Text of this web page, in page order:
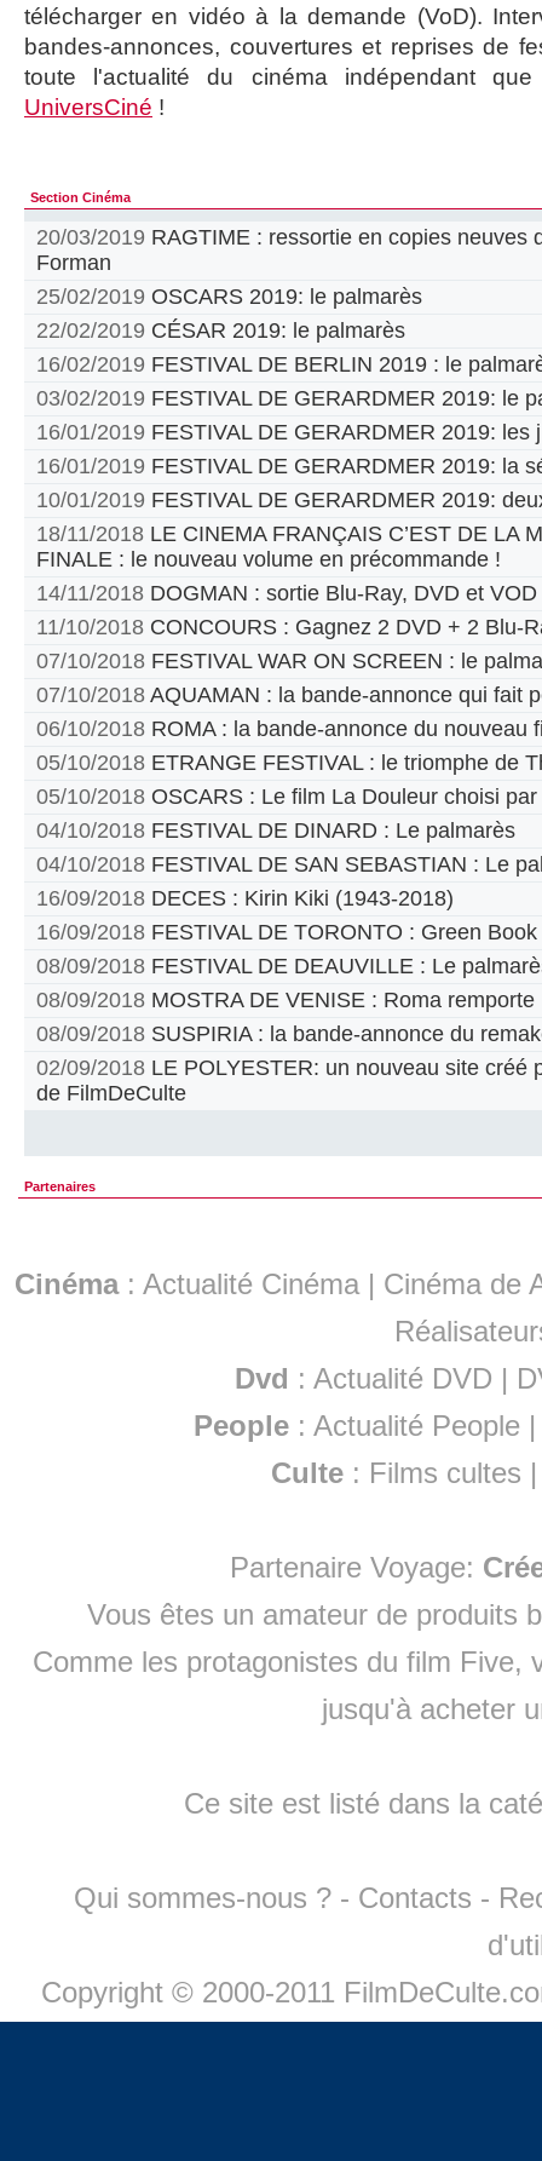
télécharger en vidéo à la demande (VoD).
bandes-annonces, couvertures et reprises de
toute l'actualité du cinéma indépendant
UniversCiné !
Section Cinéma
20/03/2019 RAGTIME : ressortie en copies neuves
Forman
25/02/2019 OSCARS 2019: le palmarès
22/02/2019 CÉSAR 2019: le palmarès
16/02/2019 FESTIVAL DE BERLIN 2019 : le
03/02/2019 FESTIVAL DE GERARDMER 2019: le
16/01/2019 FESTIVAL DE GERARDMER 2019: les
16/01/2019 FESTIVAL DE GERARDMER 2019: la
10/01/2019 FESTIVAL DE GERARDMER 2019:
18/11/2018 LE CINEMA FRANÇAIS C’EST DE LA
FINALE : le nouveau volume en précommande !
14/11/2018 DOGMAN : sortie Blu-Ray, DVD et VOD
11/10/2018 CONCOURS : Gagnez 2 DVD + 2 Blu-
07/10/2018 FESTIVAL WAR ON SCREEN : le
07/10/2018 AQUAMAN : la bande-annonce qui fait
06/10/2018 ROMA : la bande-annonce du nouveau
05/10/2018 ETRANGE FESTIVAL : le triomphe de
05/10/2018 OSCARS : Le film La Douleur choisi
04/10/2018 FESTIVAL DE DINARD : Le palmarès
04/10/2018 FESTIVAL DE SAN SEBASTIAN : Le
16/09/2018 DECES : Kirin Kiki (1943-2018)
16/09/2018 FESTIVAL DE TORONTO : Green
08/09/2018 FESTIVAL DE DEAUVILLE : Le
08/09/2018 MOSTRA DE VENISE : Roma remporte
08/09/2018 SUSPIRIA : la bande-annonce du
02/09/2018 LE POLYESTER: un nouveau site créé
de FilmDeCulte
Partenaires
Cinéma: Actualité Cinéma | Cinéma de
Dvd : Actualité DVD |
People :Actualité People
Culte : Films cultes
Partenaire Voyage:
Vous êtes un amateur de produits
Comme les protagonistes du film Five,
jusqu'à acheter
Ce site est listé dans la
Qui sommes-nous ? - Contacts -
Copyright © 2000-2011